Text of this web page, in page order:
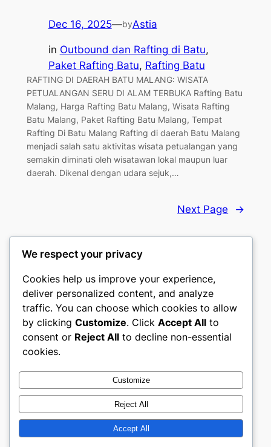
Dec 16, 2025—byAstia
in Outbound dan Rafting di Batu
Paket Rafting Batu, Rafting Batu
RAFTING DI DAERAH BATU MALANG: WISATA
PETUALANGAN SERU DI ALAM TERBUKA Rafting Batu
Malang, Harga Rafting Batu Malang, Wisata Rafting
Batu Malang, Paket Rafting Batu Malang, Tempat
Rafting Di Batu Malang Rafting di daerah Batu Malang
menjadi salah satu aktivitas wisata petualangan yang
semakin diminati oleh wisatawan lokal maupun luar
daerah. Dikenal dengan udara sejuk,…
Next Page →
Batu Rafting
Paket Rafting Batu Malang
About
Careers
Privacy
Terms and Conditions
Contact Us
Twitter/X
Designed withWordPress
We respect your privacy
Cookies help us improve your experience,
deliver personalized content, and analyze
traffic. You can choose which cookies to allow
by clicking Customize. Click Accept All to
consent or Reject All to decline non-essential
cookies.
Customize
Reject All
Accept All